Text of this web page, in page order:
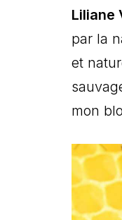
Liliane
par la
et
mon